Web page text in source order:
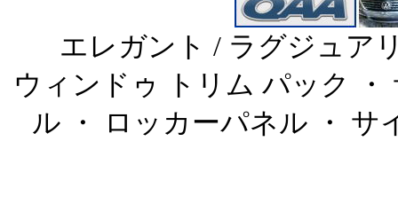
エレガント / ラグジュア
ウィンドゥ トリム パック
ル ・ ロッカーパネル ・ サ